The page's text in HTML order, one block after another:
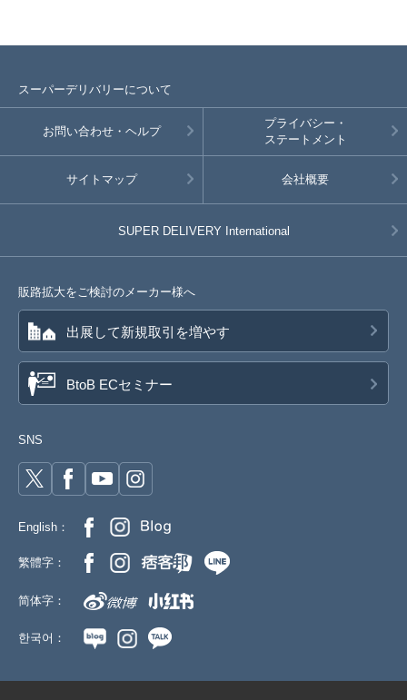
スーパーデリバリーについて
お問い合わせ・ヘルプ
プライバシー・
ステートメント
サイトマップ 会社概要
SUPER DELIVERY International
販路拡大をご検討のメーカー様へ
出展して新規取引を増やす
BtoB ECセミナー
SNS
English：
繁體字：
简体字：
한국어：